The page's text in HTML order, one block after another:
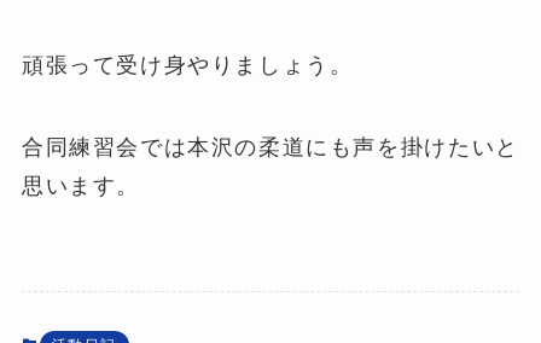
頑張って受け身やりましょう。
合同練習会では本沢の柔道にも声を掛けたいと
思います。